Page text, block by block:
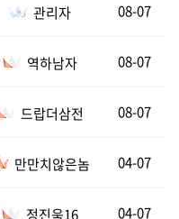
관리자 08-07
역하남자 08-07
드랍더삼전 08-07
만만치않은놈 04-07
정진욱16 04-07